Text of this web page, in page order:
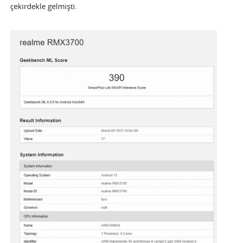
çekirdekle gelmişti.